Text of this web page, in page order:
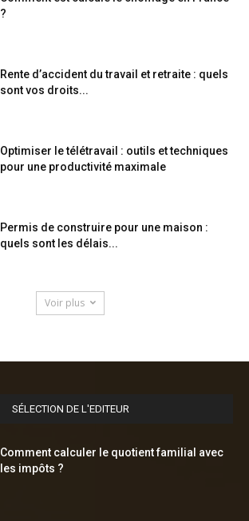
?
Rente d’accident du travail et retraite : quels
sont vos droits...
Optimiser le télétravail : outils et techniques
pour une productivité maximale
Permis de construire pour une maison :
quels sont les délais...
Voir plus
SÉLECTION DE L'EDITEUR
Comment calculer le quotient familial avec
les impôts ?